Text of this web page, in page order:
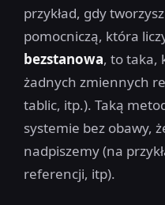
przykład, gdy
pomocniczą, która
bezstanowa, to taka,
żadnych zmiennych
tablic, itp.). Taką
systemie bez obawy,
nadpiszemy (na
referencji, itp).